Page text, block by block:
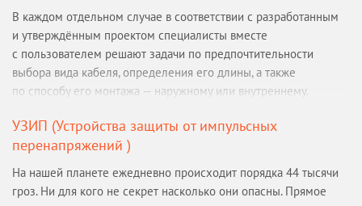
В каждом отдельном случае в соответствии с разработанным
и утверждённым проектом специалисты вместе
с пользователем решают задачи по предпочтительности
выбора вида кабеля, определения его длины, а также
по способу его монтажа — наружному или внутреннему.
УЗИП (Устройства защиты от импульсных
перенапряжений )
На нашей планете ежедневно происходит порядка 44 тысячи
гроз. Ни для кого не секрет насколько они опасны. Прямое